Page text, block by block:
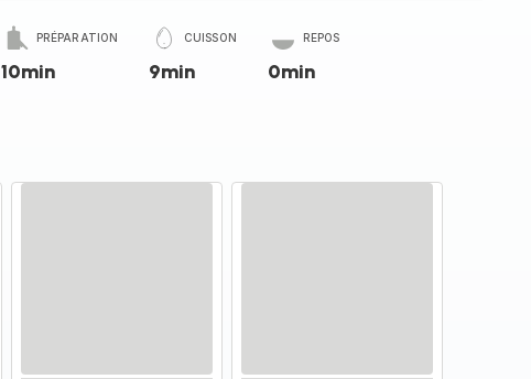
PRÉPARATION
10min
CUISSON
9min
REPOS
0min